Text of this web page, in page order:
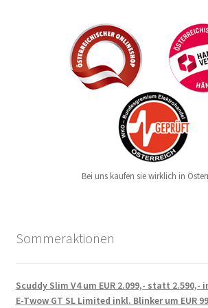
Bei uns kaufen sie wirklich in
Sommeraktionen
Scuddy Slim V4 um EUR 2.099,- statt 2.590,-
E-Twow GT SL Limited inkl. Blinker um EUR